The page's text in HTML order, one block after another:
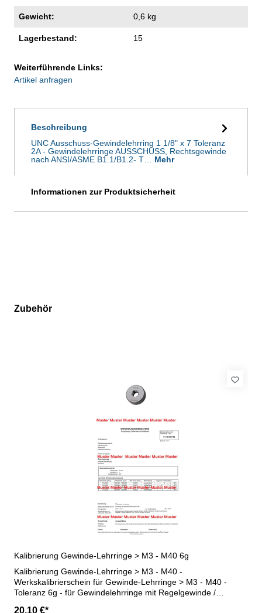
Gewicht: 0,6 kg
Lagerbestand: 15
Weiterführende Links:
Artikel anfragen
Beschreibung
UNC Ausschuss-Gewindelehrring 1 1/8" x 7 Toleranz
2A - Gewindelehrringe AUSSCHUSS, Rechtsgewinde
nach ANSI/ASME B1.1/B1.2- T… Mehr
Informationen zur Produktsicherheit
Produktgalerie überspringen
Zubehör
Kalibrierung Gewinde-Lehrringe > M3 - M40 6g
Kalibrierung Gewinde-Lehrringe > M3 - M40 -
Werkskalibrierschein für Gewinde-Lehrringe > M3 - M40 -
Toleranz 6g - für Gewindelehrringe mit Regelgewinde /
20,10 €*